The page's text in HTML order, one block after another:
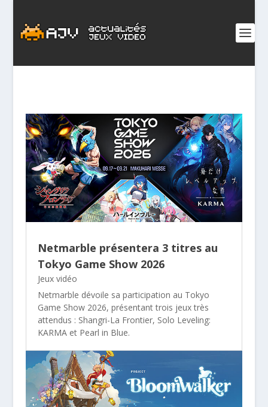
Netmarble présentera 3 titres au
Tokyo Game Show 2026
Jeux vidéo
Netmarble dévoile sa participation au Tokyo
Game Show 2026, présentant trois jeux très
attendus : Shangri-La Frontier, Solo Leveling:
KARMA et Pearl in Blue.